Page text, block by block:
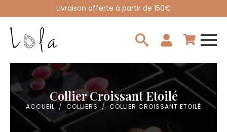
Livraison offerte à partir de 150€
Collier Croissant Etoilé
ACCUEIL COLLIERS COLLIER CROISSANT ETOILÉ